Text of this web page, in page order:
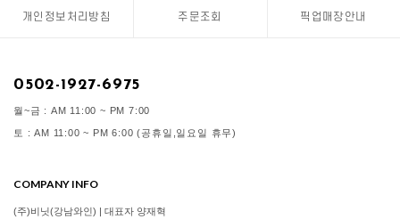
개인정보처리방침 주문조회 픽업매장안내
0502-1927-6975
월~금 : AM 11:00 ~ PM 7:00
토 : AM 11:00 ~ PM 6:00 (공휴일,일요일 휴무)
COMPANY INFO
(주)비닛(강남와인) | 대표자 양재혁